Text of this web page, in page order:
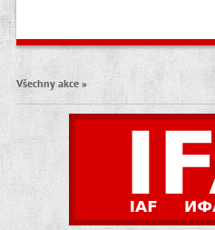
Všechny akce »